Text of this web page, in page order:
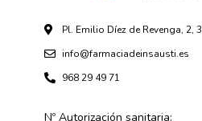
Pl. Emilio Díez de Revenga, 2,
info@farmaciadeinsausti.es
968 29 49 71
Nº Autorización sanitaria: